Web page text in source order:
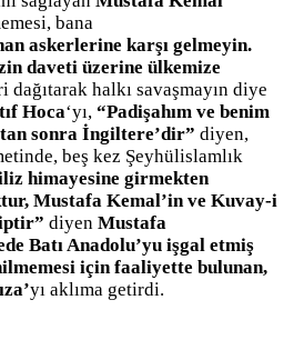
bana
askerlerine karşı gelmeyin.
daveti üzerine ülkemize
halkı savaşmayın diye
Hoca‘yı, “Padişahım ve benim
sonra İngiltere’dir” diyen,
beş kez Şeyhülislamlık
himayesine girmekten
Mustafa Kemal’in ve Kuvay-i
diyen Mustafa
Batı Anadolu’yu işgal etmiş
için faaliyette bulunan,
yı aklıma getirdi.